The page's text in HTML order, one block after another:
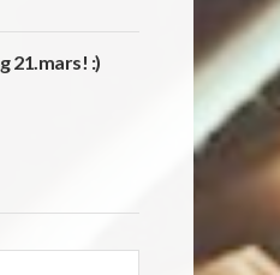
21.mars! :)